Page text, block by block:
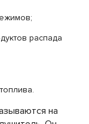
распада
на